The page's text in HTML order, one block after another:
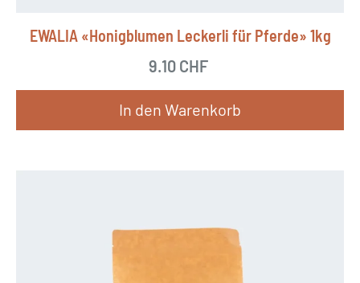
EWALIA «Honigblumen Leckerli für Pferde» 1kg
9.10 CHF
In den Warenkorb